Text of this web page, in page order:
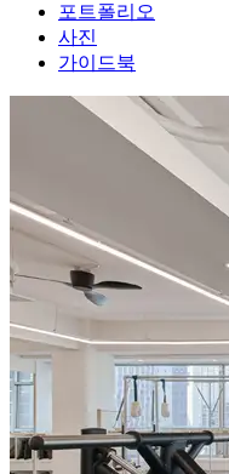
포트폴리오
사진
가이드북